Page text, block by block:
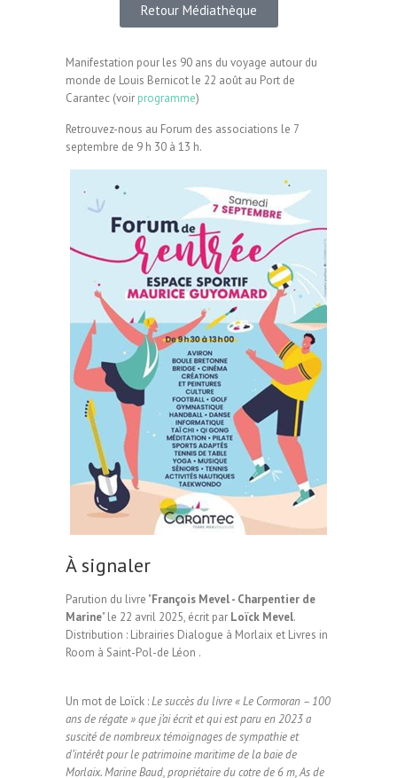
Retour Médiathèque
Manifestation pour les 90 ans du voyage autour du
monde de Louis Bernicot le 22 août au Port de
Carantec (voir programme)
Retrouvez-nous au Forum des associations le 7
septembre de 9 h 30 à 13 h.
À signaler
Parution du livre "François Mevel - Charpentier de
Marine" le 22 avril 2025, écrit par Loïck Mevel.
Distribution : Librairies Dialogue à Morlaix et Livres in
Room à Saint-Pol-de Léon .
Un mot de Loïck :Le succès du livre « Le Cormoran – 100
ans de régate » que j’ai écrit et qui est paru en 2023 a
suscité de nombreux témoignages de sympathie et
d’intérêt pour le patrimoine maritime de la baie de
Morlaix. Marine Baud, propriétaire du cotre de 6 m, As de